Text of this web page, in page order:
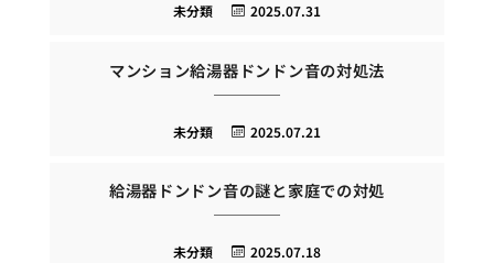
2025.07.31
未分類
マンション給湯器ドンドン音の対処法
2025.07.21
未分類
給湯器ドンドン音の謎と家庭での対処
2025.07.18
未分類